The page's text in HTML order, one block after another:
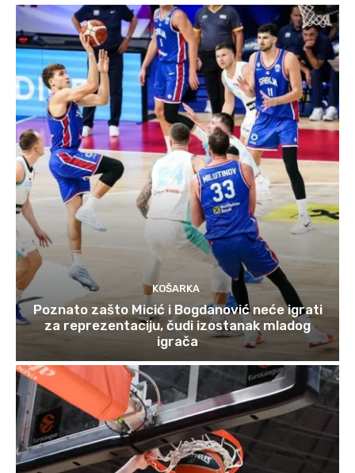
KOŠARKA
Poznato zašto Micić i Bogdanović neće igrati
za reprezentaciju, čudi izostanak mladog
igrača